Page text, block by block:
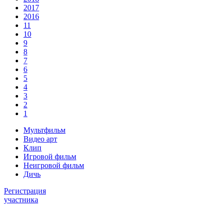
2017
2016
11
10
9
8
7
6
5
4
3
2
1
Мультфильм
Видео арт
Клип
Игровой фильм
Неигровой фильм
Дичь
Регистрация
участника